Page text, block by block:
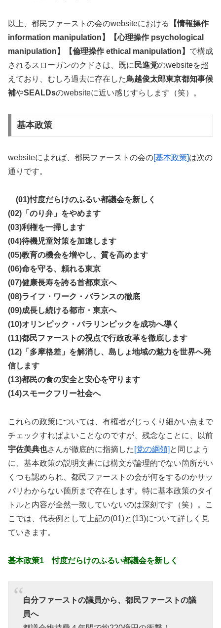
以上、都民ファーストの会のwebsiteにおける
【情報操作
information manipulation】【心理操作 psychological
manipulation】【倫理操作 ethical manipulation】 で構成
されるスローガンのクドさは、既に 民進党のwebsiteを超
えており、むしろ過去に存在した鳥越俊太郎東京都知事候
補やSEALDsのwebsiteに近い感じすらします（笑）。
基本政策
websiteによれば、都民ファーストの会の[基本政策]は次の
通りです。
(01)忖度だらけのふるい都議会を新しく
(02)「のり弁」をやめます
(03)利権を一掃します
(04)待機児童対策を加速します
(05)教育の機会を増やし、質を高めます
(06)命を守る、頼れる東京
(07)健康長寿を誇る首都東京へ
(08)ライフ・ワーク・バランスの徹底
(09)成長し続ける都市・東京へ
(10)オリンピック・パラリンピックを成功へ導く
(11)都民ファーストの視点で行政改革を徹底します
(12)「多摩格差」を解消し、島しょ地域の魅力を世界へ発
信します
(13)都民の食の安全と安心を守ります
(14)スモークフリー社会へ
これらの政策については、有権者がじっくり細かい点まで
チェックすればよいことなのですが、残念なことに、以前
宇佐美典也さんが徹底的に指摘した [党の綱領] と同じよう
に、基本政策の説明文書には構文が論理的でない箇所がい
くつも認められ、都民ファーストの会が何をするのかサッ
パリわからない箇所まで存在します。特に基本政策のタイ
トルと内容が全然一致していないのは深刻です（笑）。こ
こでは、代表例として上記の(01)と(13)について詳しく見
ていきます。
基本政策1 忖度だらけのふるい都議会を新しく
自分ファーストの議員から、都民ファーストの議
員へ